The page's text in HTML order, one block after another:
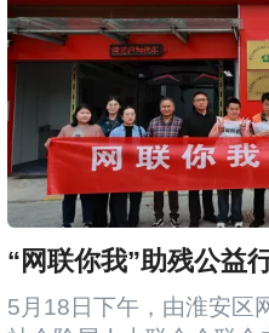
“网联你我”助残公益
5月18日下午，由淮安区